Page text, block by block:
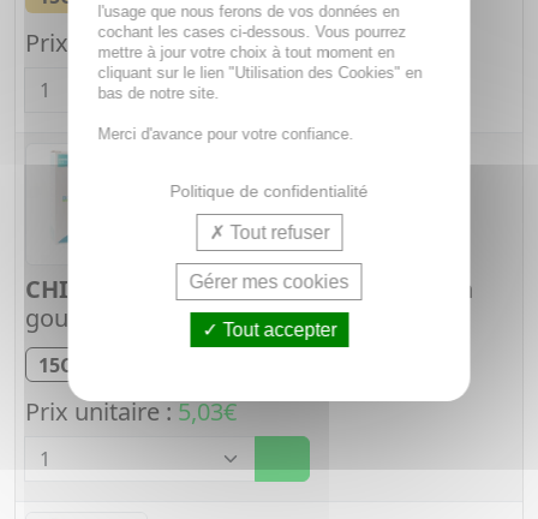
Tube de 1 g
Prix unitaire :2,18€
Quantité
CHINA REGIA
15CH Solution buvable en
gouttes
15CH
Gouttes à l'alcool
Prix unitaire :5,03€
l'usage que nous ferons de vos données en
cochant les cases ci-dessous. Vous pourrez
mettre à jour votre choix à tout moment en
cliquant sur le lien "Utilisation des Cookies" en
bas de notre site.
Merci d'avance pour votre confiance.
Politique de confidentialité
Tout refuser
Gérer mes cookies
Tout accepter